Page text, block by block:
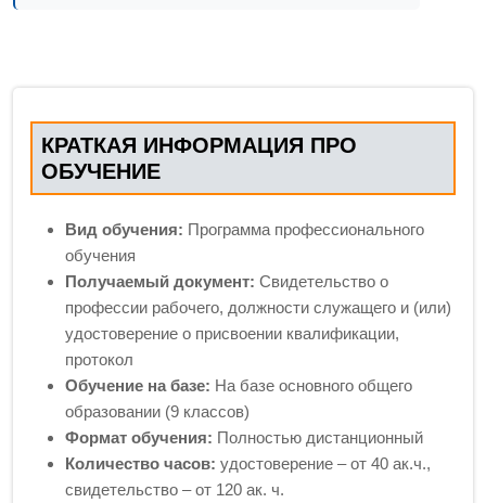
КРАТКАЯ ИНФОРМАЦИЯ ПРО
ОБУЧЕНИЕ
Вид обучения: Программа профессионального
обучения
Получаемый документ: Свидетельство о
профессии рабочего, должности служащего и (или)
удостоверение о присвоении квалификации,
протокол
Обучение на базе: На базе основного общего
образовании (9 классов)
Формат обучения: Полностью дистанционный
Количество часов: удостоверение – от 40 ак.ч.,
свидетельство – от 120 ак. ч.